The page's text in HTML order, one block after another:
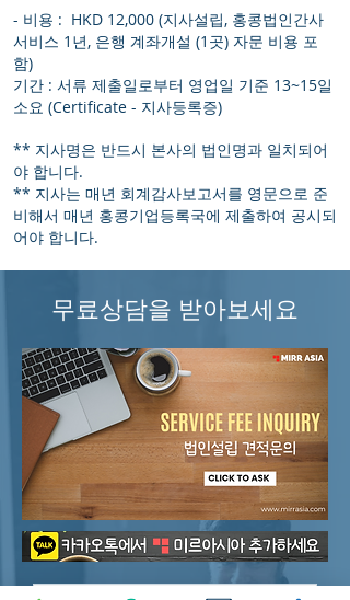
- 비용 : HKD 12,000 (지사설립, 홍콩법인간사
서비스 1년, 은행 계좌개설 (1곳) 자문 비용 포
함)
기간 : 서류 제출일로부터 영업일 기준 13~15일
소요 (Certificate - 지사등록증)
** 지사명은 반드시 본사의 법인명과 일치되어
야 합니다.
** 지사는 매년 회계감사보고서를 영문으로 준
비해서 매년 홍콩기업등록국에 제출하여 공시되
어야 합니다.
무료상담을 받아보세요